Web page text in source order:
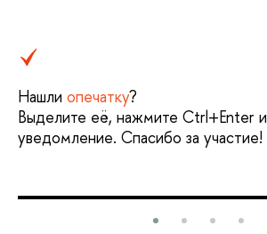
Нашли опечатку?
Выделите её, нажмите Ctrl+Enter и
уведомление. Спасибо за участие!